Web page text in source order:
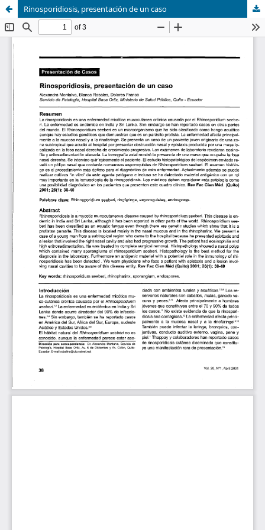
Rinosporidiosis, presentación de un caso